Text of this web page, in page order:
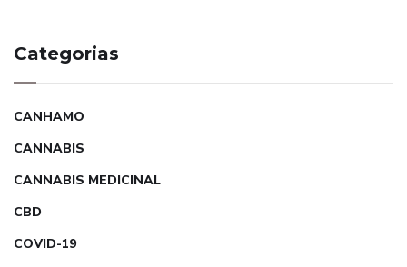
Categorias
CANHAMO
CANNABIS
CANNABIS MEDICINAL
CBD
COVID-19